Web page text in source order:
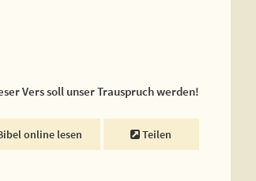
Vers soll unser Trauspruch werden!
online lesen Teilen